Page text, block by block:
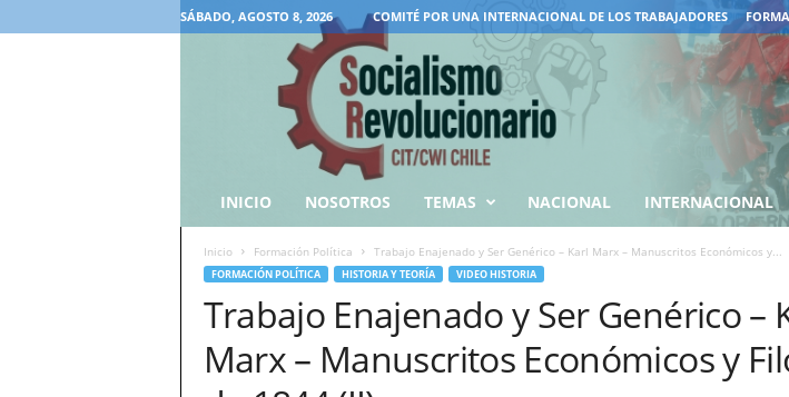
SÁBADO, AGOSTO 8, 2026 COMITÉ POR UNA INTERNACIONAL DE LOS TRABAJADORES
INICIO NOSOTROS TEMAS NACIONAL INTERNACIONAL
Inicio Formación Política Trabajo Enajenado y Ser Genérico – Karl Marx – Manuscritos Económicos y...
FORMACIÓN POLÍTICA HISTORIA Y TEORÍA VIDEO HISTORIA
Trabajo Enajenado y Ser Genérico –
Marx – Manuscritos Económicos y